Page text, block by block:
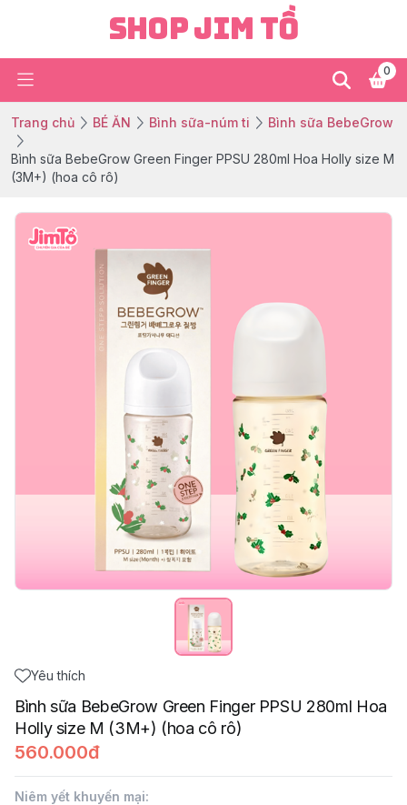
Shop Jim Tồ
0
Trang chủ BÉ ĂN Bình sữa-núm ti Bình sữa BebeGrow
Bình sữa BebeGrow Green Finger PPSU 280ml Hoa Holly size M
(3M+) (hoa cô rô)
Yêu thích
Bình sữa BebeGrow Green Finger PPSU 280ml Hoa
Holly size M (3M+) (hoa cô rô)
560.000đ
Niêm yết khuyến mại: